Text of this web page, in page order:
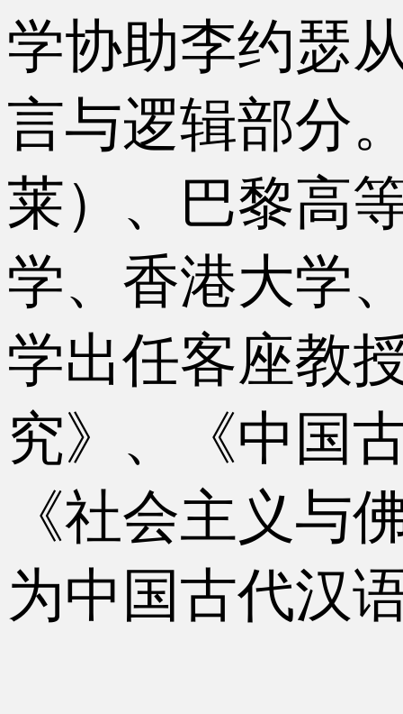
学协助李约瑟
言与逻辑部分
莱）、巴黎高
学、香港大学
学出任客座教
究》、《中国
《社会主义与
为中国古代汉